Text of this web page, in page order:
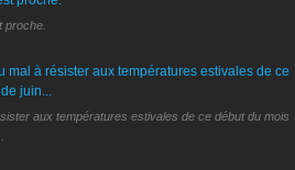
proche.
aux températures estivales de ce début du mois